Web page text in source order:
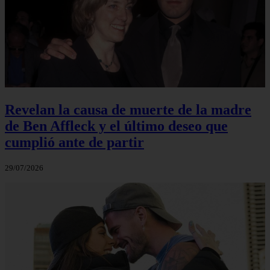
Revelan la causa de muerte de la madre
de Ben Affleck y el último deseo que
cumplió ante de partir
29/07/2026